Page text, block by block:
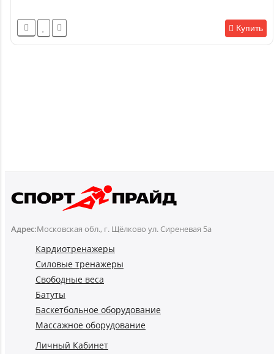
Купить
Адрес:Московская обл., г. Щёлково ул. Сиреневая 5а
Кардиотренажеры
Силовые тренажеры
Свободные веса
Батуты
Баскетбольное оборудование
Массажное оборудование
Личный Кабинет